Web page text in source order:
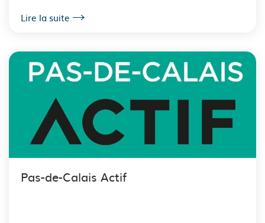
Lire la suite
Pas-de-Calais Actif